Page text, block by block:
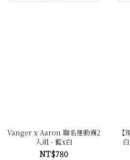
Vanger x Aaron 聯名運動襪2
入組 - 藍x白
NT$780